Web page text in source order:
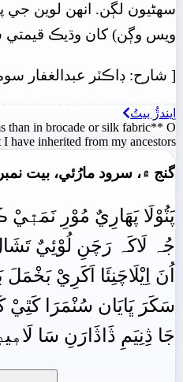
سهڻيون لڳن. انهن لوين جي
ويس وڳن) کان وڌيڪ قيمتي
[ شارح: ڊاڪٽر عبدالغفار
اِيندڙُ بيتُ
than in brocade or silk fabric** O
inherited from my ancestors**
گنج ۾، سرود مارُئي، بيت نمبر :
پَٽُوْلَا پَهَارِيٌ مُوْرِ
جُہ لَاکَہ رَچَنِ لُوْئِيٌ
اُنَ اِيْلَاچَنِئَا اَکَرِيْ بَخْمَلَ
سَکَرَ ڀَايَان سُنْمَرَا کَٿِيْ
جَا ڎِنِيَمِ ڎَاڎَارَنِ سَا